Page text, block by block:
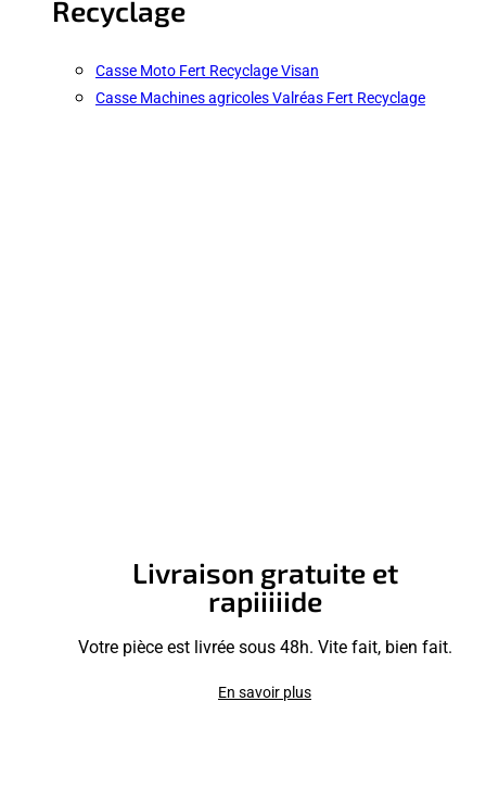
Recyclage
Casse Moto Fert Recyclage Visan
Casse Machines agricoles Valréas Fert Recyclage
Livraison gratuite et
rapiiiiide
Votre pièce est livrée sous 48h. Vite fait, bien fait.
En savoir plus